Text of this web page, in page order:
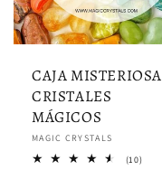
CAJA MISTERIOSA
CRISTALES
MÁGICOS
Proveedor:
MAGIC CRYSTALS
(10)10